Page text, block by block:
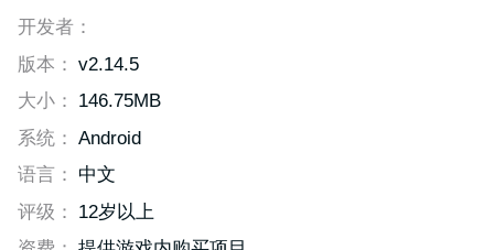
开发者：
版本： v2.14.5
大小：
146.75MB
系统： Android
语言：
中文
评级：
12岁以上